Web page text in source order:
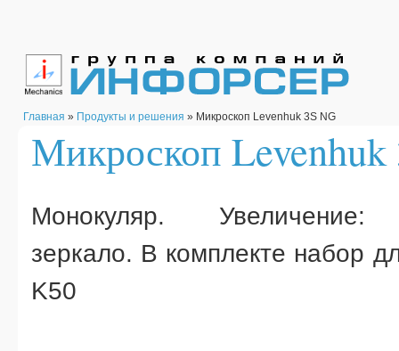
Главная » Продукты и решения » Микроскоп Levenhuk 3S NG
Микроскоп Levenhuk
Монокуляр. Увеличение:
зеркало. В комплекте набор
K50